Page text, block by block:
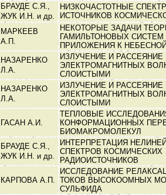
БРАУДЕ С.Я.,
ЖУК И.Н. и др.
НИЗКОЧАСТОТНЫЕ
ИСТОЧНИКОВ
МАРКЕЕВ
А.П.
НЕКОТОРЫЕ ЗАДАЧИ
ГАМИЛЬТОНОВЫХ СИСТЕМ
ПРИЛОЖЕНИЯ К
НАЗАРЕНКО
Л.А.
ИЗЛУЧЕНИЕ И РАССЕЯНИЕ
ЭЛЕКТРОМАГНИТНЫХ
СЛОИСТЫМИ
НАЗАРЕНКО
Л.А.
ИЗЛУЧЕНИЕ И РАССЕЯНИЕ
ЭЛЕКТРОМАГНИТНЫХ
СЛОИСТЫМИ
ГАСАН А.И.
ТЕПЛОВЫЕ
КОНФОРМАЦИОННЫХ
БИОМАКРОМОЛЕКУЛ
БРАУДЕ С.Я.,
ЖУК И.Н. и др.
ИНТЕРПРЕТАЦИЯ
СПЕКТРОВ КОСМИЧЕСКИХ
РАДИОИСТОЧНИКОВ
КАРПОВА А.П.
ИССЛЕДОВАНИЕ
ТОКОВ ВЫСОКООМНЫХ
СУЛЬФИДА